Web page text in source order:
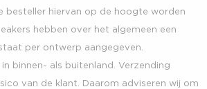
besteller hiervan op de hoogte worden
hebben over het algemeen een
per ontwerp aangegeven.
binnen- als buitenland. Verzending
van de klant. Daarom adviseren wij om